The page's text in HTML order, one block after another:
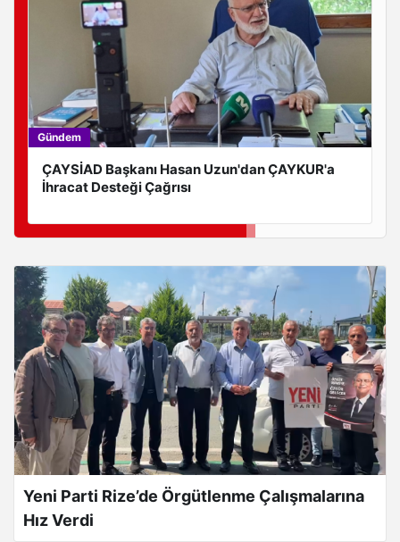
Gündem
ÇAYSİAD Başkanı Hasan Uzun'dan ÇAYKUR'a
İhracat Desteği Çağrısı
Yeni Parti Rize’de Örgütlenme Çalışmalarına
Hız Verdi